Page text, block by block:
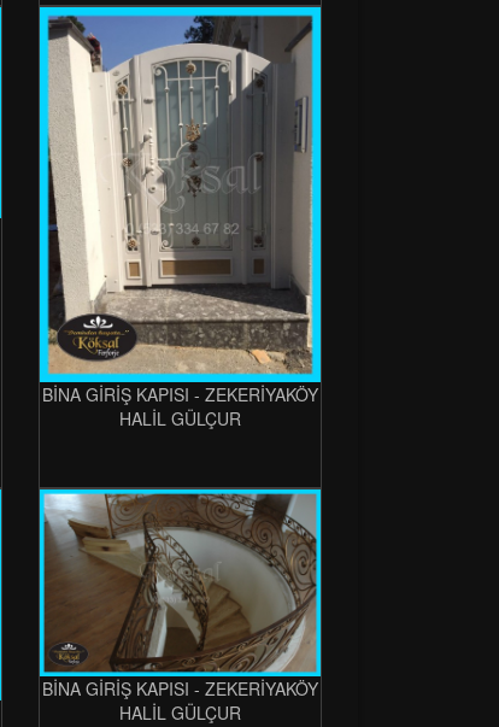
BİNA GİRİŞ KAPISI - ZEKERİYAKÖY
HALİL GÜLÇUR
BİNA GİRİŞ KAPISI - ZEKERİYAKÖY
HALİL GÜLÇUR